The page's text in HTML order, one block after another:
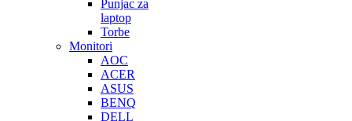
Punjac za
laptop
Torbe
Monitori
AOC
ACER
ASUS
BENQ
DELL